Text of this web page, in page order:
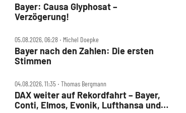
Bayer: Causa Glyphosat –
Verzögerung!
05.08.2026, 06:28 ‧ Michel Doepke
Bayer nach den Zahlen: Die ersten
Stimmen
04.08.2026, 11:35 ‧ Thomas Bergmann
DAX weiter auf Rekordfahrt – Bayer,
Conti, Elmos, Evonik, Lufthansa und